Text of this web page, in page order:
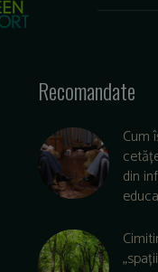
Recomandate
Cum
din